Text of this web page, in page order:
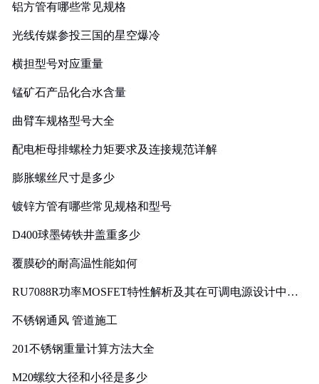
铝方管有哪些常见规格
光线传媒参投三国的星空爆冷
横担型号对应重量
锰矿石产品化合水含量
曲臂车规格型号大全
配电柜母排螺栓力矩要求及连接规范详解
膨胀螺丝尺寸是多少
镀锌方管有哪些常见规格和型号
D400球墨铸铁井盖重多少
覆膜砂的耐高温性能如何
RU7088R功率MOSFET特性解析及其在可调电源设计中的
不锈钢通风 管道施工
201不锈钢重量计算方法大全
M20螺纹大径和小径是多少